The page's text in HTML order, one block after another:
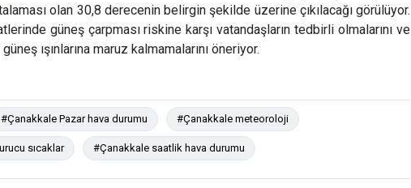
olan 30,8 derecenin belirgin şekilde üzerine çıkılacağı görülüyor.
güneş çarpması riskine karşı vatandaşların tedbirli olmalarını ve
ışınlarına maruz kalmamalarını öneriyor.
#Çanakkale Pazar hava durumu #Çanakkale meteoroloji
sıcaklar #Çanakkale saatlik hava durumu